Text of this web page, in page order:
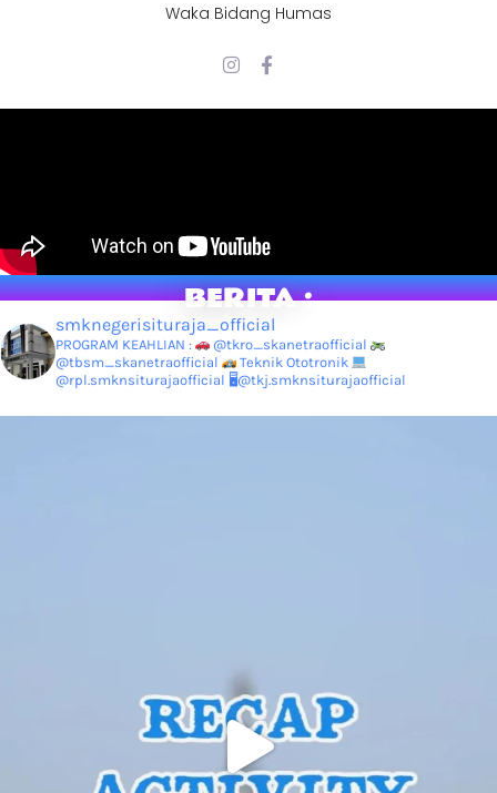
Waka Bidang Humas
BERITA :
smknegerisituraja_official
PROGRAM KEAHLIAN :
@tkro_skanetraofficial
@tbsm_skanetraofficial
Teknik Ototronik
@rpl.smknsiturajaofficial 🖥@tkj.smknsiturajaofficial